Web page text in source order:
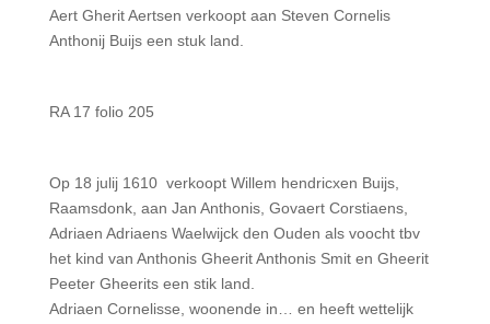
Aert Gherit Aertsen verkoopt aan Steven Cornelis
Anthonij Buijs een stuk land.
RA 17 folio 205
Op 18 julij 1610 verkoopt Willem hendricxen Buijs,
Raamsdonk, aan Jan Anthonis, Govaert Corstiaens,
Adriaen Adriaens Waelwijck den Ouden als voocht tbv
het kind van Anthonis Gheerit Anthonis Smit en Gheerit
Peeter Gheerits een stik land.
Adriaen Cornelisse, woonende in… en heeft wettelijk